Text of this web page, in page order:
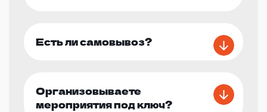
Есть ли самовывоз?
Организовываете
мероприятия под ключ?